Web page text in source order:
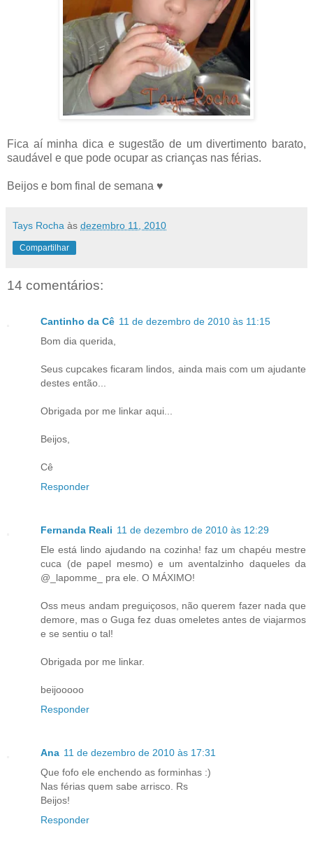
Fica aí minha dica e sugestão de um divertimento barato,
saudável e que pode ocupar as crianças nas férias.
Beijos e bom final de semana ♥
Tays Rocha às dezembro 11, 2010
Compartilhar
14 comentários:
Cantinho da Cê 11 de dezembro de 2010 às 11:15
Bom dia querida,
Seus cupcakes ficaram lindos, ainda mais com um ajudante
destes então...
Obrigada por me linkar aqui...
Beijos,
Cê
Responder
Fernanda Reali 11 de dezembro de 2010 às 12:29
Ele está lindo ajudando na cozinha! faz um chapéu mestre
cuca (de papel mesmo) e um aventalzinho daqueles da
@_lapomme_ pra ele. O MÁXIMO!
Oss meus andam preguiçosos, não querem fazer nada que
demore, mas o Guga fez duas omeletes antes de viajarmos
e se sentiu o tal!
Obrigada por me linkar.
beijooooo
Responder
Ana 11 de dezembro de 2010 às 17:31
Que fofo ele enchendo as forminhas :)
Nas férias quem sabe arrisco. Rs
Beijos!
Responder